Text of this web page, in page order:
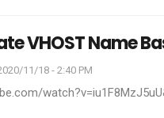
VHOST Name
11/18 - 2:40 PM